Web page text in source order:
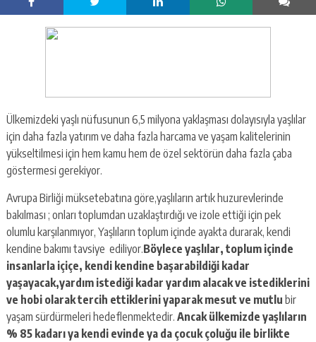
Ülkemizdeki yaşlı nüfusunun 6,5 milyona yaklaşması dolayısıyla yaşlılar
için daha fazla yatırım ve daha fazla harcama ve yaşam kalitelerinin
yükseltilmesi için hem kamu hem de özel sektörün daha fazla çaba
göstermesi gerekiyor.
Avrupa Birliği müksetebatına göre,yaşlıların artık huzurevlerinde
bakılması ; onları toplumdan uzaklaştırdığı ve izole ettiği için pek
olumlu karşılanmıyor, Yaşlıların toplum içinde ayakta durarak, kendi
kendine bakımı tavsiye ediliyor.Böylece yaşlılar, toplum içinde
insanlarla içiçe, kendi kendine başarabildiği kadar
yaşayacak,yardım istediği kadar yardım alacak ve istediklerini
ve hobi olarak tercih ettiklerini yaparak mesut ve mutlu bir
yaşam sürdürmeleri hedeflenmektedir. Ancak ülkemizde yaşlıların
% 85 kadarı ya kendi evinde ya da çocuk çoluğu ile birlikte